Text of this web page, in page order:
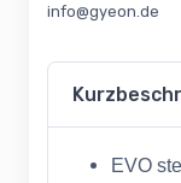
info@gyeon.de
EVO